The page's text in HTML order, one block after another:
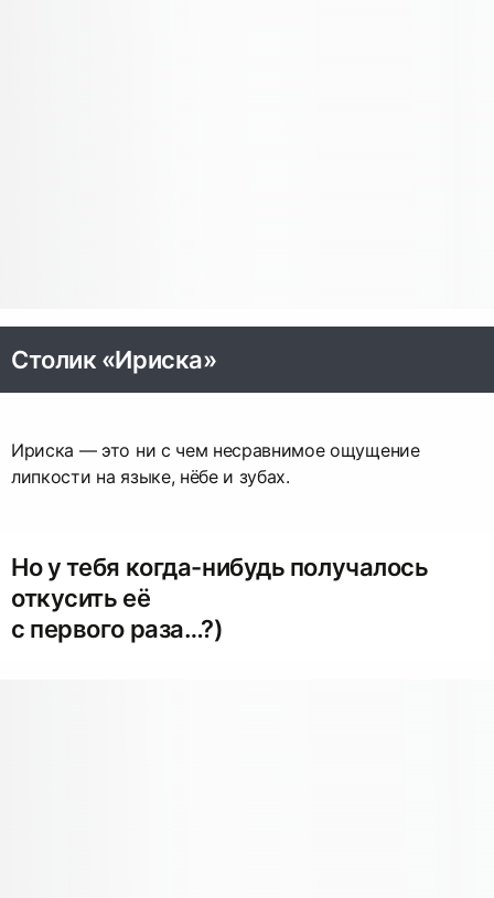
Столик «Ириска»
Ириска — это ни с чем несравнимое ощущение
липкости на языке, нёбе и зубах.
Но у тебя когда-нибудь получалось
откусить её
с первого раза…?)